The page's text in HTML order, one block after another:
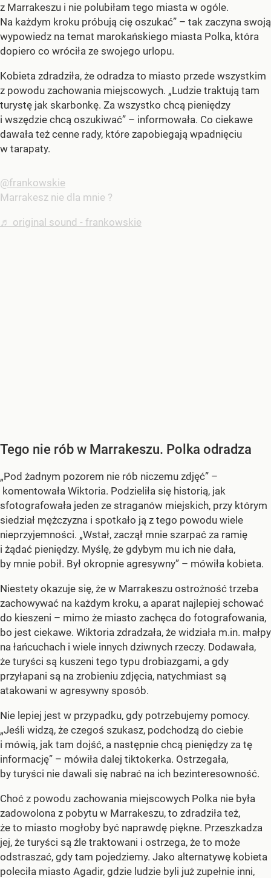
z Marrakeszu i nie polubiłam tego miasta w ogóle.
Na każdym kroku próbują cię oszukać” – tak zaczyna swoją
wypowiedz na temat marokańskiego miasta Polka, która
dopiero co wróciła ze swojego urlopu.
Kobieta zdradziła, że odradza to miasto przede wszystkim
z powodu zachowania miejscowych. „Ludzie traktują tam
turystę jak skarbonkę. Za wszystko chcą pieniędzy
i wszędzie chcą oszukiwać” – informowała. Co ciekawe
dawała też cenne rady, które zapobiegają wpadnięciu
w tarapaty.
@frankowskie
Marrakesz nie dla mnie ?
♬ original sound - frankowskie
Tego nie rób w Marrakeszu. Polka odradza
„Pod żadnym pozorem nie rób niczemu zdjęć” –
komentowała Wiktoria. Podzieliła się historią, jak
sfotografowała jeden ze straganów miejskich, przy którym
siedział mężczyzna i spotkało ją z tego powodu wiele
nieprzyjemności. „Wstał, zaczął mnie szarpać za ramię
i żądać pieniędzy. Myślę, że gdybym mu ich nie dała,
by mnie pobił. Był okropnie agresywny” – mówiła kobieta.
Niestety okazuje się, że w Marrakeszu ostrożność trzeba
zachowywać na każdym kroku, a aparat najlepiej schować
do kieszeni – mimo że miasto zachęca do fotografowania,
bo jest ciekawe. Wiktoria zdradzała, że widziała m.in. małpy
na łańcuchach i wiele innych dziwnych rzeczy. Dodawała,
że turyści są kuszeni tego typu drobiazgami, a gdy
przyłapani są na zrobieniu zdjęcia, natychmiast są
atakowani w agresywny sposób.
Nie lepiej jest w przypadku, gdy potrzebujemy pomocy.
„Jeśli widzą, że czegoś szukasz, podchodzą do ciebie
i mówią, jak tam dojść, a następnie chcą pieniędzy za tę
informację” – mówiła dalej tiktokerka. Ostrzegała,
by turyści nie dawali się nabrać na ich bezinteresowność.
Choć z powodu zachowania miejscowych Polka nie była
zadowolona z pobytu w Marrakeszu, to zdradziła też,
że to miasto mogłoby być naprawdę piękne. Przeszkadza
jej, że turyści są źle traktowani i ostrzega, że to może
odstraszać, gdy tam pojedziemy. Jako alternatywę kobieta
poleciła miasto Agadir, gdzie ludzie byli już zupełnie inni,